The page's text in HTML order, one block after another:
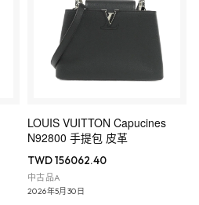
LOUIS VUITTON Capucines
N92800 手提包 皮革
TWD 156062.40
中古品A
2026年5月30日